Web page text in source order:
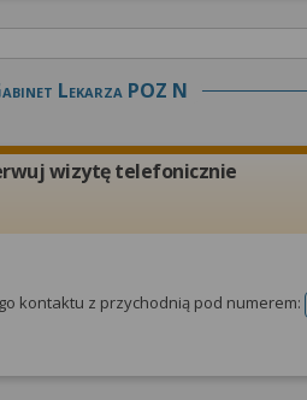
Lekarza POZ N
wizytę telefonicznie
kontaktu z przychodnią pod numerem: